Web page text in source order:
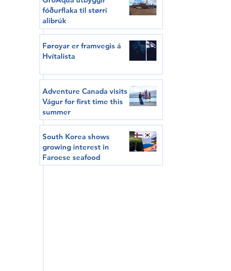
fóðurflaka til størri
alibrúk
Føroyar er framvegis á
Hvítalista
Adventure Canada visits
Vágur for first time this
summer
South Korea shows
growing interest in
Faroese seafood